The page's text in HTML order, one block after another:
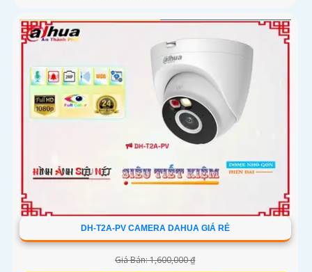
DH-T2A-PV CAMERA DAHUA GIÁ RẺ
Giá Bán: 1,600,000 ₫